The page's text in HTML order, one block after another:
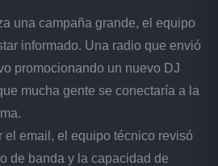
una campaña grande, el equipo
informado. Una radio que envió
promocionando un nuevo DJ
mucha gente se conectaría a la
el email, el equipo técnico revisó
de banda y la capacidad de